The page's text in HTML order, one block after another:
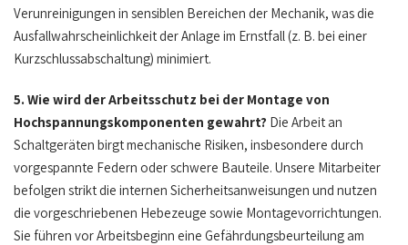
Verunreinigungen in sensiblen Bereichen der Mechanik, was die
Ausfallwahrscheinlichkeit der Anlage im Ernstfall (z. B. bei einer
Kurzschlussabschaltung) minimiert.
5. Wie wird der Arbeitsschutz bei der Montage von
Hochspannungskomponenten gewahrt? Die Arbeit an
Schaltgeräten birgt mechanische Risiken, insbesondere durch
vorgespannte Federn oder schwere Bauteile. Unsere Mitarbeiter
befolgen strikt die internen Sicherheitsanweisungen und nutzen
die vorgeschriebenen Hebezeuge sowie Montagevorrichtungen.
Sie führen vor Arbeitsbeginn eine Gefährdungsbeurteilung am